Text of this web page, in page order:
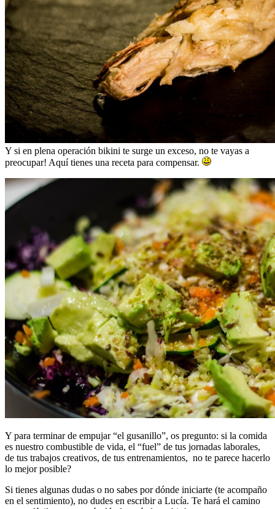
Y si en plena operación bikini te surge un exceso, no te vayas a
preocupar! Aquí tienes una receta para compensar.
Y para terminar de empujar “el gusanillo”, os pregunto: si la comida
es nuestro combustible de vida, el “fuel” de tus jornadas laborales,
de tus trabajos creativos, de tus entrenamientos, no te parece hacerlo
lo mejor posible?
Si tienes algunas dudas o no sabes por dónde iniciarte (te acompaño
en el sentimiento), no dudes en escribir a Lucía. Te hará el camino